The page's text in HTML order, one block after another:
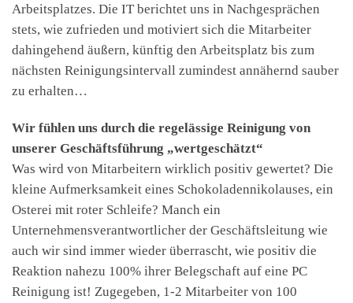
Arbeitsplatzes. Die IT berichtet uns in Nachgesprächen
stets, wie zufrieden und motiviert sich die Mitarbeiter
dahingehend äußern, künftig den Arbeitsplatz bis zum
nächsten Reinigungsintervall zumindest annähernd sauber
zu erhalten…
Wir fühlen uns durch die regelässige Reinigung von
unserer Geschäftsführung „wertgeschätzt“
Was wird von Mitarbeitern wirklich positiv gewertet? Die
kleine Aufmerksamkeit eines Schokoladennikolauses, ein
Osterei mit roter Schleife? Manch ein
Unternehmensverantwortlicher der Geschäftsleitung wie
auch wir sind immer wieder überrascht, wie positiv die
Reaktion nahezu 100% ihrer Belegschaft auf eine PC
Reinigung ist! Zugegeben, 1-2 Mitarbeiter von 100